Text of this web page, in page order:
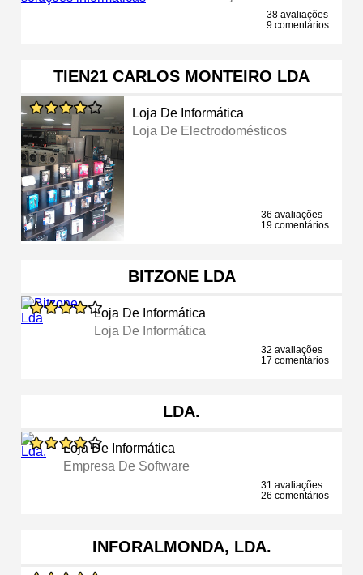
38 avaliações
9 comentários
TIEN21 CARLOS MONTEIRO LDA
Loja De Informática
Loja De Electrodomésticos
36 avaliações
19 comentários
BITZONE LDA
Loja De Informática
Loja De Informática
32 avaliações
17 comentários
LDA.
Loja De Informática
Empresa De Software
31 avaliações
26 comentários
INFORALMONDA, LDA.